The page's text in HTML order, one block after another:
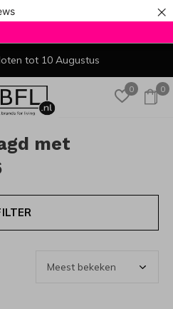
×
0 0
tot 10 Augustus
met